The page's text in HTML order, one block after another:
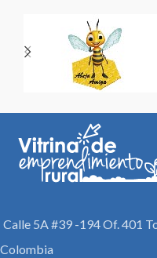
Calle 5A #39 -194 Of. 401
Colombia